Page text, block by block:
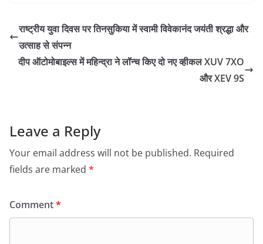
राष्ट्रीय युवा दिवस पर तिनसुकिया में स्वामी विवेकानंद जयंती श्रद्धा और
उत्साह से संपन्न
दीप ऑटोमोबाइल्स में महिन्द्रा ने लॉन्च किए दो नए व्हीकल XUV 7XO
और XEV 9S
Leave a Reply
Your email address will not be published. Required
fields are marked *
Comment*